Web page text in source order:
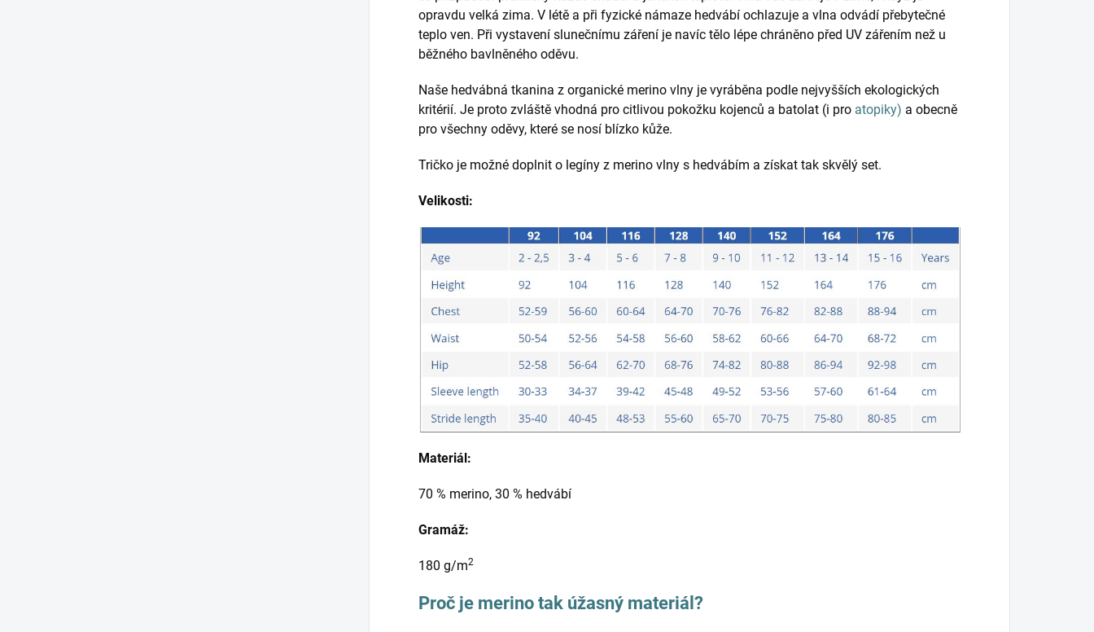
opravdu velká zima. V létě a při fyzické námaze hedvábí ochlazuje a vlna odvádí přebytečné
teplo ven. Při vystavení slunečnímu záření je navíc tělo lépe chráněno před UV zářením než u
běžného bavlněného oděvu.
Naše hedvábná tkanina z organické merino vlny je vyráběna podle nejvyšších ekologických
kritérií. Je proto zvláště vhodná pro citlivou pokožku kojenců a batolat (i pro atopiky) a obecně
pro všechny oděvy, které se nosí blízko kůže.
Tričko je možné doplnit o legíny z merino vlny s hedvábím a získat tak skvělý set.
Velikosti:
Materiál:
70 % merino, 30 % hedvábí
Gramáž:
180 g/m2
Proč je merino tak úžasný materiál?